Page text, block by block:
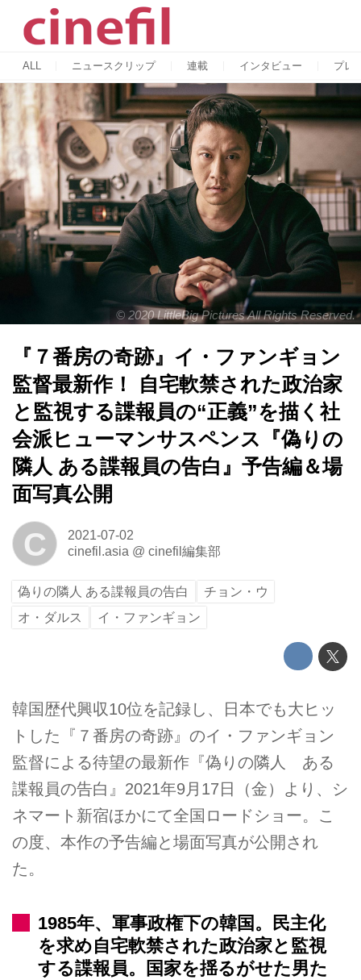
ALL ニュースクリップ 連載 インタビュー プレ
© 2020 LittleBig Pictures All Rights Reserved.
『７番房の奇跡』イ・ファンギョン
監督最新作！ 自宅軟禁された政治家
と監視する諜報員の“正義”を描く社
会派ヒューマンサスペンス『偽りの
隣人 ある諜報員の告白』予告編＆場
面写真公開
C
2021-07-02
cinefil.asia @ cinefil編集部
偽りの隣人 ある諜報員の告白
チョン・ウ
オ・ダルス
イ・ファンギョン
韓国歴代興収10位を記録し、日本でも大ヒッ
トした『７番房の奇跡』のイ・ファンギョン
監督による待望の最新作『偽りの隣人 ある
諜報員の告白』2021年9月17日（金）より、シ
ネマート新宿ほかにて全国ロードショー。こ
の度、本作の予告編と場面写真が公開され
た。
1985年、軍事政権下の韓国。民主化
を求め自宅軟禁された政治家と監視
する諜報員。国家を揺るがせた男た